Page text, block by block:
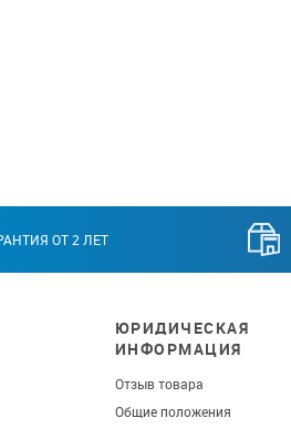
ОТ 2 ЛЕТ
ЮРИДИЧЕСКАЯ
ИНФОРМАЦИЯ
Отзыв товара
Общие положения